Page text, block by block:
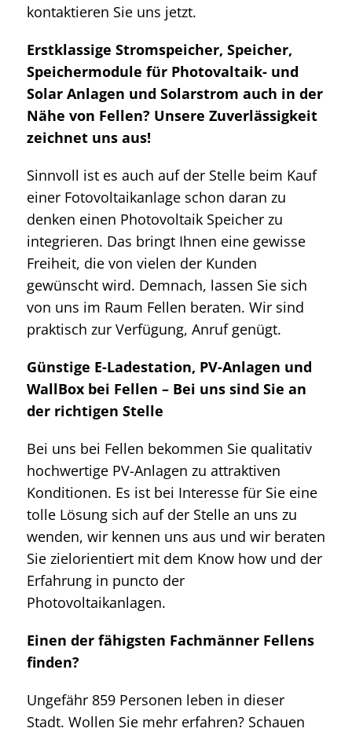
kontaktieren Sie uns jetzt.
Erstklassige Stromspeicher, Speicher,
Speichermodule für Photovaltaik- und
Solar Anlagen und Solarstrom auch in der
Nähe von Fellen? Unsere Zuverlässigkeit
zeichnet uns aus!
Sinnvoll ist es auch auf der Stelle beim Kauf
einer Fotovoltaikanlage schon daran zu
denken einen Photovoltaik Speicher zu
integrieren. Das bringt Ihnen eine gewisse
Freiheit, die von vielen der Kunden
gewünscht wird. Demnach, lassen Sie sich
von uns im Raum Fellen beraten. Wir sind
praktisch zur Verfügung, Anruf genügt.
Günstige E-Ladestation, PV-Anlagen und
WallBox bei Fellen – Bei uns sind Sie an
der richtigen Stelle
Bei uns bei Fellen bekommen Sie qualitativ
hochwertige PV-Anlagen zu attraktiven
Konditionen. Es ist bei Interesse für Sie eine
tolle Lösung sich auf der Stelle an uns zu
wenden, wir kennen uns aus und wir beraten
Sie zielorientiert mit dem Know how und der
Erfahrung in puncto der
Photovoltaikanlagen.
Einen der fähigsten Fachmänner Fellens
finden?
Ungefähr 859 Personen leben in dieser
Stadt. Wollen Sie mehr erfahren? Schauen